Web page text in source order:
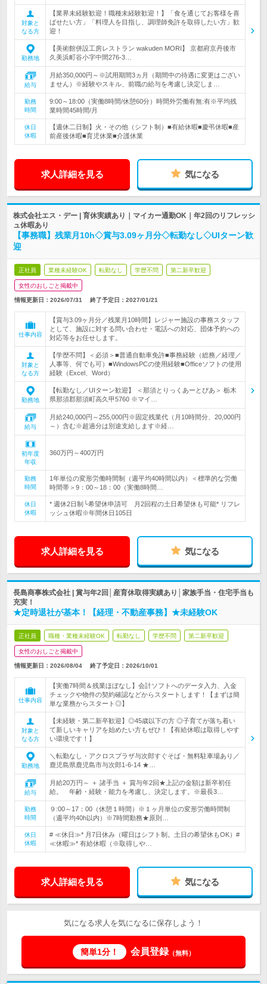
対象と
なる方
【業界未経験歓迎！職種未経験歓迎！】「食を通じてお客様を喜
ばせたい方」「料理人を目指し、調理師免許を取得したい方」歓
迎！
勤務地
【美術館併設工房レストラン wakuden MORI】 京都府京丹後市
久美浜町谷小字中間276-3…
給与
月給350,000円～※試用期間3ヵ月（期間中の待遇に変更はござい
ません）※経験やスキル、前職の給与を考慮し決定しま…
勤務
時間
9:00～18:00（実働8時間/休憩60分）時間外労働有無:有※平均残
業時間45時間/月
休日
休暇
【週休二日制】火・その他（シフト制）■有給休暇■慶弔休暇■産
前産後休暇■育児休業■介護休業
求人詳細を見る 気になる
株式会社エス・デー | 育休実績あり｜マイカー通勤OK｜年2回のリフレッシ
ュ休暇あり
【事務職】残業月10h◇賞与3.09ヶ月分◇転勤なし◇UIターン歓
迎
正社員 業種未経験OK 転勤なし 学歴不問 第二新卒歓迎
女性のおしごと掲載中
情報更新日：2026/07/31 終了予定日： 2027/01/21
仕事内容
【賞与3.09ヶ月分／残業月10時間】レジャー施設の事務スタッフ
として、施設に対する問い合わせ・電話への対応、団体予約への
対応等をお任せします。
対象と
なる方
【学歴不問】＜必須＞■普通自動車免許■事務経験（総務／経理／
人事等、何でも可）■WindowsPCの使用経験■Officeソフトの使用
経験（Excel、Word）
勤務地
【転勤なし／UIターン歓迎】 ＜那須とりっくあーとぴあ＞ 栃木
県那須郡那須町高久甲5760 ※マイ…
給与
月給240,000円～255,000円※固定残業代（月10時間分、20,000円
～）含む※超過分は別途支給します※経…
初年度
年収
360万円～400万円
勤務
時間
1年単位の変形労働時間制（週平均40時間以内）＜標準的な労働
時間帯＞9：00～18：00（実働8時間…
休日
休暇
* 週休2日制└希望休申請可 月2回程の土日希望休も可能* リフレ
ッシュ休暇※年間休日105日
求人詳細を見る 気になる
長島商事株式会社 | 賞与年2回│産育休取得実績あり│家族手当・住宅手当も
充実！
★定時退社が基本！【経理・不動産事務】★未経験OK
正社員 職種・業種未経験OK 転勤なし 学歴不問 第二新卒歓迎
女性のおしごと掲載中
情報更新日：2026/08/04 終了予定日： 2026/10/01
仕事内容
【実働7時間＆残業ほぼなし】会計ソフトへのデータ入力、入金
チェックや物件の契約確認などからスタートします！【まずは簡
単な業務からスタート◎】
対象と
なる方
【未経験・第二新卒歓迎】◎45歳以下の方 ◎子育てが落ち着い
て新しいキャリアを始めたい方もぜひ！【有給休暇は取得しやす
い環境です！】
勤務地
＼転勤なし・アクロスプラザ与次郎すぐそば・無料駐車場あり／
鹿児島県鹿児島市与次郎1-6-14 ★…
給与
月給20万円～ ＋ 諸手当 ＋ 賞与年2回★上記の金額は新卒初任
給。 年齢・経験・能力を考慮し、決定します。※最長3…
勤務
時間
９:00～17：00（休憩１時間）※１ヶ月単位の変形労働時間制
（週平均40h以内）※7時間勤務★原則…
休日
休暇
# ≪休日≫* 月7日休み（曜日はシフト制。土日の希望休もOK）#
≪休暇≫* 有給休暇（※取得しや…
求人詳細を見る 気になる
気になる求人を気になるに保存しよう！
簡単1分！ 会員登録（無料）